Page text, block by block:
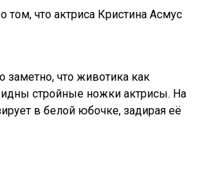
том, что актриса Кристина Асмус
что животика как
стройные ножки актрисы. На
в белой юбочке, задирая её